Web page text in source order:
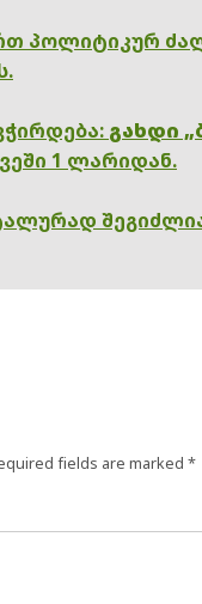
პოლიტიკურ
გახდი
1 ლარიდან.
fields are marked *